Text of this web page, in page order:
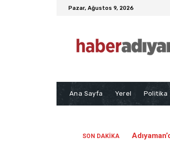
Pazar, Ağustos 9, 2026
Ana Sayfa Yerel Politika
SON DAKIKA